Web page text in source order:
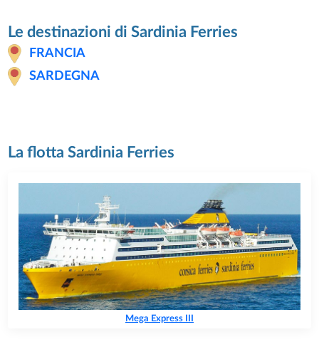
Le destinazioni di Sardinia Ferries
FRANCIA
SARDEGNA
La flotta Sardinia Ferries
Mega Express III